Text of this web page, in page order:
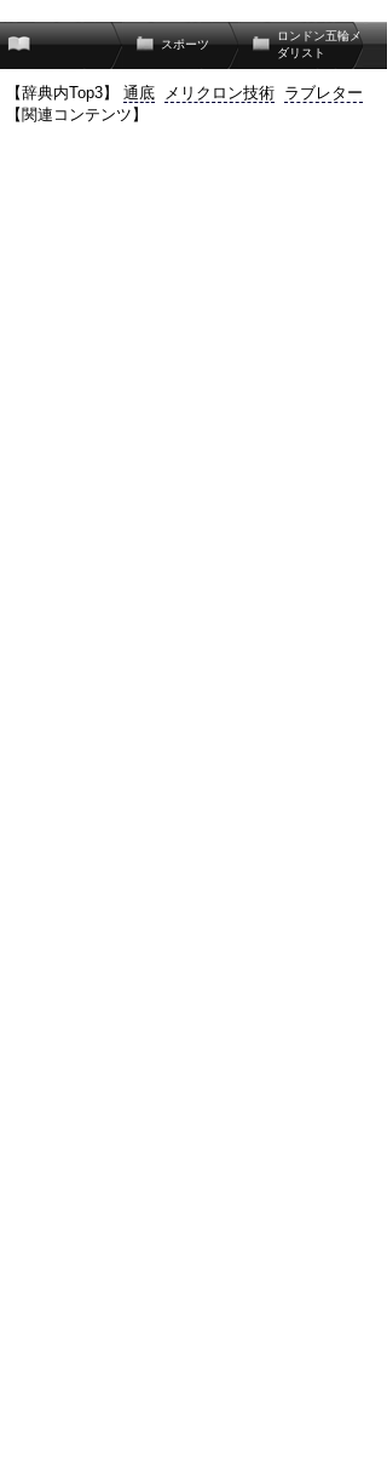
スポーツ
ロンドン五輪メ
ダリスト
【辞典内Top3】 通底 メリクロン技術 ラブレター
【関連コンテンツ】